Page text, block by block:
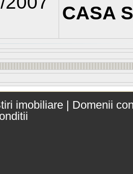
CASA
imobiliare | Domenii